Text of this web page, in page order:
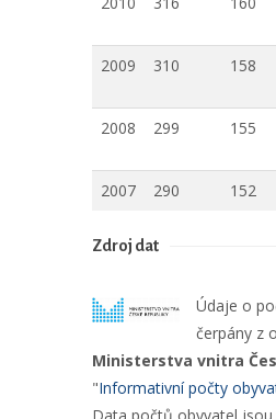
2009
310 158
2008
299 155
2007
290 152
Zdroj dat
Údaje o
čerpány z
Ministerstva vnitra
"Informativní počty